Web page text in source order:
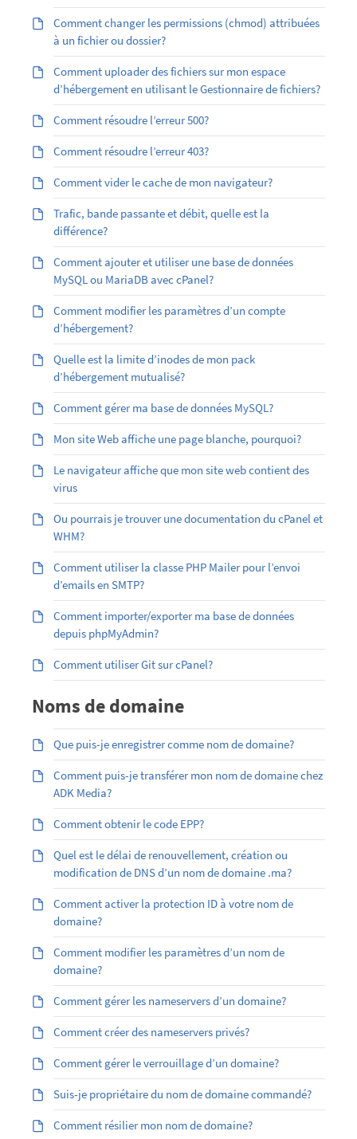
Comment changer les permissions (chmod) attribuées
à un fichier ou dossier?
Comment uploader des fichiers sur mon espace
d’hébergement en utilisant le Gestionnaire de fichiers?
Comment résoudre l’erreur 500?
Comment résoudre l’erreur 403?
Comment vider le cache de mon navigateur?
Trafic, bande passante et débit, quelle est la
différence?
Comment ajouter et utiliser une base de données
MySQL ou MariaDB avec cPanel?
Comment modifier les paramètres d’un compte
d’hébergement?
Quelle est la limite d’inodes de mon pack
d’hébergement mutualisé?
Comment gérer ma base de données MySQL?
Mon site Web affiche une page blanche, pourquoi?
Le navigateur affiche que mon site web contient des
virus
Ou pourrais je trouver une documentation du cPanel et
WHM?
Comment utiliser la classe PHP Mailer pour l’envoi
d’emails en SMTP?
Comment importer/exporter ma base de données
depuis phpMyAdmin?
Comment utiliser Git sur cPanel?
Noms de domaine
Que puis-je enregistrer comme nom de domaine?
Comment puis-je transférer mon nom de domaine chez
ADK Media?
Comment obtenir le code EPP?
Quel est le délai de renouvellement, création ou
modification de DNS d’un nom de domaine .ma?
Comment activer la protection ID à votre nom de
domaine?
Comment modifier les paramètres d’un nom de
domaine?
Comment gérer les nameservers d’un domaine?
Comment créer des nameservers privés?
Comment gérer le verrouillage d’un domaine?
Suis-je propriétaire du nom de domaine commandé?
Comment résilier mon nom de domaine?